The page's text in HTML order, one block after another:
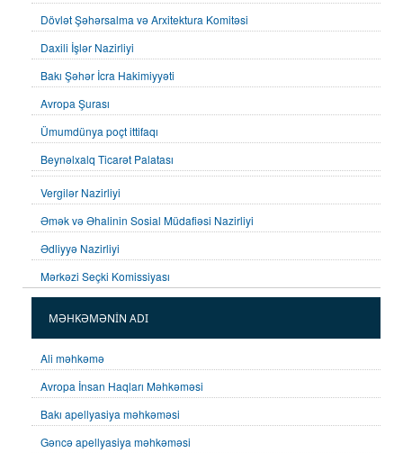
Dövlət Şəhərsalma və Arxitektura Komitəsi
Daxili İşlər Nazirliyi
Bakı Şəhər İcra Hakimiyyəti
Avropa Şurası
Ümumdünya poçt ittifaqı
Beynəlxalq Ticarət Palatası
Vergilər Nazirliyi
Əmək və Əhalinin Sosial Müdafiəsi Nazirliyi
Ədliyyə Nazirliyi
Mərkəzi Seçki Komissiyası
MƏHKƏMƏNİN ADI
Ali məhkəmə
Avropa İnsan Haqları Məhkəməsi
Bakı apellyasiya məhkəməsi
Gəncə apellyasiya məhkəməsi